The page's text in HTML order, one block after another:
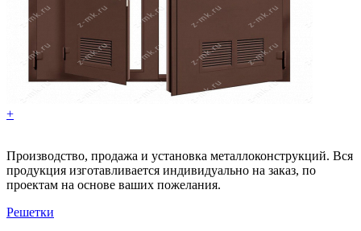
+
Производство, продажа и установка металлоконструкций. Вся
продукция изготавливается индивидуально на заказ, по
проектам на основе ваших пожелания.
Решетки